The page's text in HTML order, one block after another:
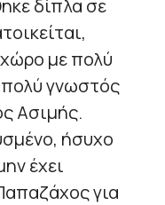
δίπλα σε
με πολύ
πολύ γνωστός
Ασιμής.
ήσυχο
έχει
για